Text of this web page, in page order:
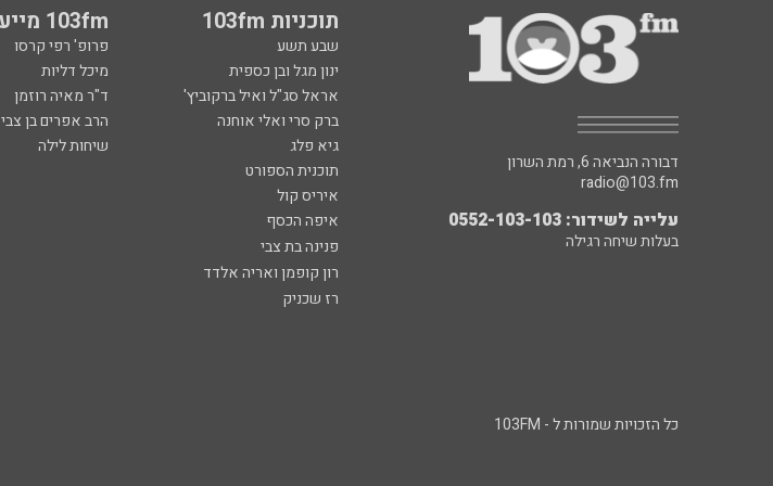
תוכניות 103fm 103fm מייעצים
שבע תשע פרופ' רפי קרסו
ינון מגל ובן כספית
מיכל דליות
אראל סג"ל ואיל ברקוביץ'
ד"ר מאיה רוזמן
ברק סרי ואלי אוחנה
הרב אפרים בן צבי
גיא פלג
שיחות לילה
תוכנית הספורט
איריס קול
איפה הכסף
פנינה בת צבי
רון קופמן ואריה אלדד
רז שכניק
דבורה הנביאה 6, רמת השרון
radio@103.fm
עלייה לשידור: 0552-103-103
בעלות שיחה רגילה
כל הזכויות שמורות ל - 103FM